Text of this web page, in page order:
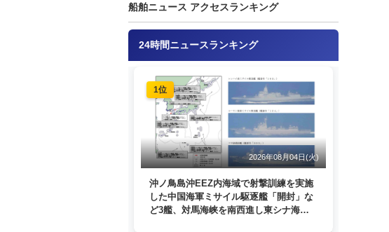
船舶ニュース アクセスランキング
24時間ニュースランキング
1位
2026年08月04日(火)
沖ノ鳥島沖EEZ内海域で射撃訓練を実施
した中国海軍ミサイル駆逐艦「開封」な
ど3艦、対馬海峡を南西進し東シナ海